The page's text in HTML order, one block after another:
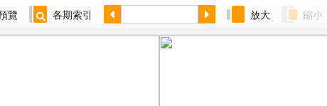
覽 各期索引 放大 縮小